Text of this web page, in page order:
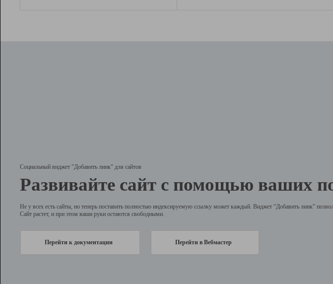
Социальный виджет "Добавить линк" для сайтов
Развивайте сайт с помощью ваших
Не у всех есть сайты, но теперь поставить полностью индексируемую ссылку может каждый. Виджет “Добавить линк”
Сайт растет, и при этом ваши руки остаются свободными.
Перейти к документации Перейти в Вебмастер